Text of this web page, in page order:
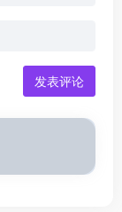
发表评论